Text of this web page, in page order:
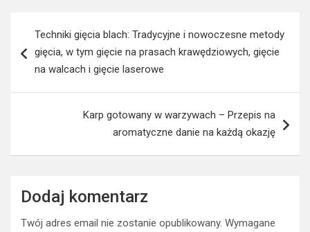
wpisu
Techniki gięcia blach: Tradycyjne i nowoczesne metody
gięcia, w tym gięcie na prasach krawędziowych, gięcie
na walcach i gięcie laserowe
Karp gotowany w warzywach – Przepis na
aromatyczne danie na każdą okazję
Dodaj komentarz
Twój adres email nie zostanie opublikowany. Wymagane